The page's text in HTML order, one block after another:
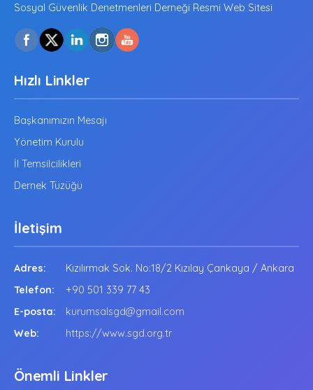
Sosyal Güvenlik Denetmenleri Derneği Resmi Web Sitesi
Hızlı Linkler
Başkanımızın Mesajı
Yönetim Kurulu
İl Temsilcilikleri
Dernek Tüzüğü
İletişim
Adres:
Kızılırmak Sok. No:18/2 Kızılay Çankaya / Ankara
Telefon:
+90 501 339 77 43
E-posta:
kurumsalsgd@gmail.com
Web:
https://www.sgd.org.tr
Önemli Linkler